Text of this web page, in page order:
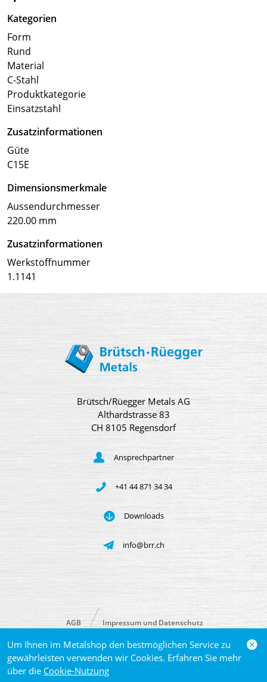
Um Ihnen im Metalshop den bestmöglichen Service zu
gewährleisten verwenden wir Cookies. Erfahren Sie mehr
über die Cookie-Nutzung
Kategorien
Form
Rund
Material
C-Stahl
Produktkategorie
Einsatzstahl
Zusatzinformationen
Güte
C15E
Dimensionsmerkmale
Aussendurchmesser
220.00 mm
Zusatzinformationen
Werkstoffnummer
1.1141
Brütsch/Rüegger Metals AG
Althardstrasse 83
CH 8105 Regensdorf
Ansprechpartner
+41 44 871 34 34
Downloads
info@brr.ch
© 2026 Brütsch/Rüegger Metals AG
AGB Impressum und Datenschutz
powered by polynorm